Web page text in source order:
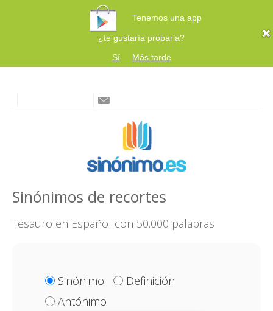
Tenemos una app
¿te gustaría probarla?
Sí
Más tarde
Sinónimos de recortes
Tesauro en Español con 50.000 palabras
Sinónimo
Definición
Antónimo